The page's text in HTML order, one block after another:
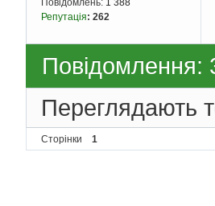
Репутація: 262
Повідомлення:
Переглядають
Сторінки 1